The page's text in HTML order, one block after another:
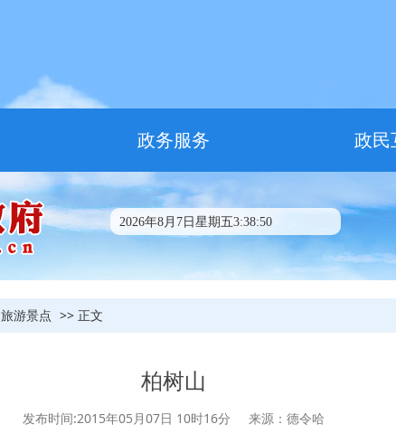
政务服务 政民
2026年8月7日星期五3:38:51
旅游景点 >> 正文
柏树山
发布时间:2015年05月07日 10时16分 来源：德令哈